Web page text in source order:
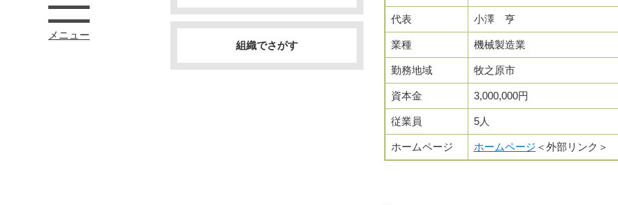
メニュー
代表 小澤 亨
業種 機械製造業
勤務地域 牧之原市
資本金 3,000,000円
従業員 5人
ホームページ ホームページ ＜外部リンク＞
組織でさがす